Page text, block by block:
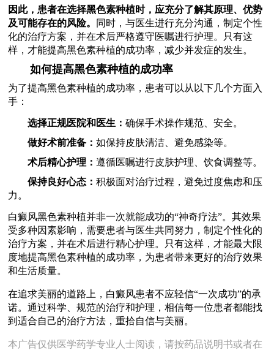
因此，患者在选择黑色素种植时，应充分了解其原理、优势
及可能存在的风险。 同时，与医生进行充分沟通，制定个性
化的治疗方案，并在术后严格遵守医嘱进行护理。只有这
样，才能提高黑色素种植的成功率，减少并发症的发生。
如何提高黑色素种植的成功率
为了提高黑色素种植的成功率，患者可以从以下几个方面入
手：
选择正规医院和医生：确保手术操作规范、安全。
做好术前准备：如保持皮肤清洁、避免感染等。
术后精心护理：遵循医嘱进行皮肤护理、饮食调整等。
保持良好心态：积极面对治疗过程，避免过度焦虑和压
力。
白癜风黑色素种植并非一次就能成功的“神奇疗法”。其效果
受多种因素影响，需要患者与医生共同努力，制定个性化的
治疗方案，并在术后进行精心护理。只有这样，才能最大限
度地提高黑色素种植的成功率，为患者带来更好的治疗效果
和生活质量。
在追求美丽的道路上，白癜风患者不应轻信“一次成功”的承
诺。通过科学、规范的治疗和护理，相信每一位患者都能找
到适合自己的治疗方法，重拾自信与美丽。
本广告仅供医学药学专业人士阅读，请按药品说明书或者在